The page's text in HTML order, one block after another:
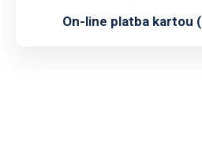
On-line platba kartou